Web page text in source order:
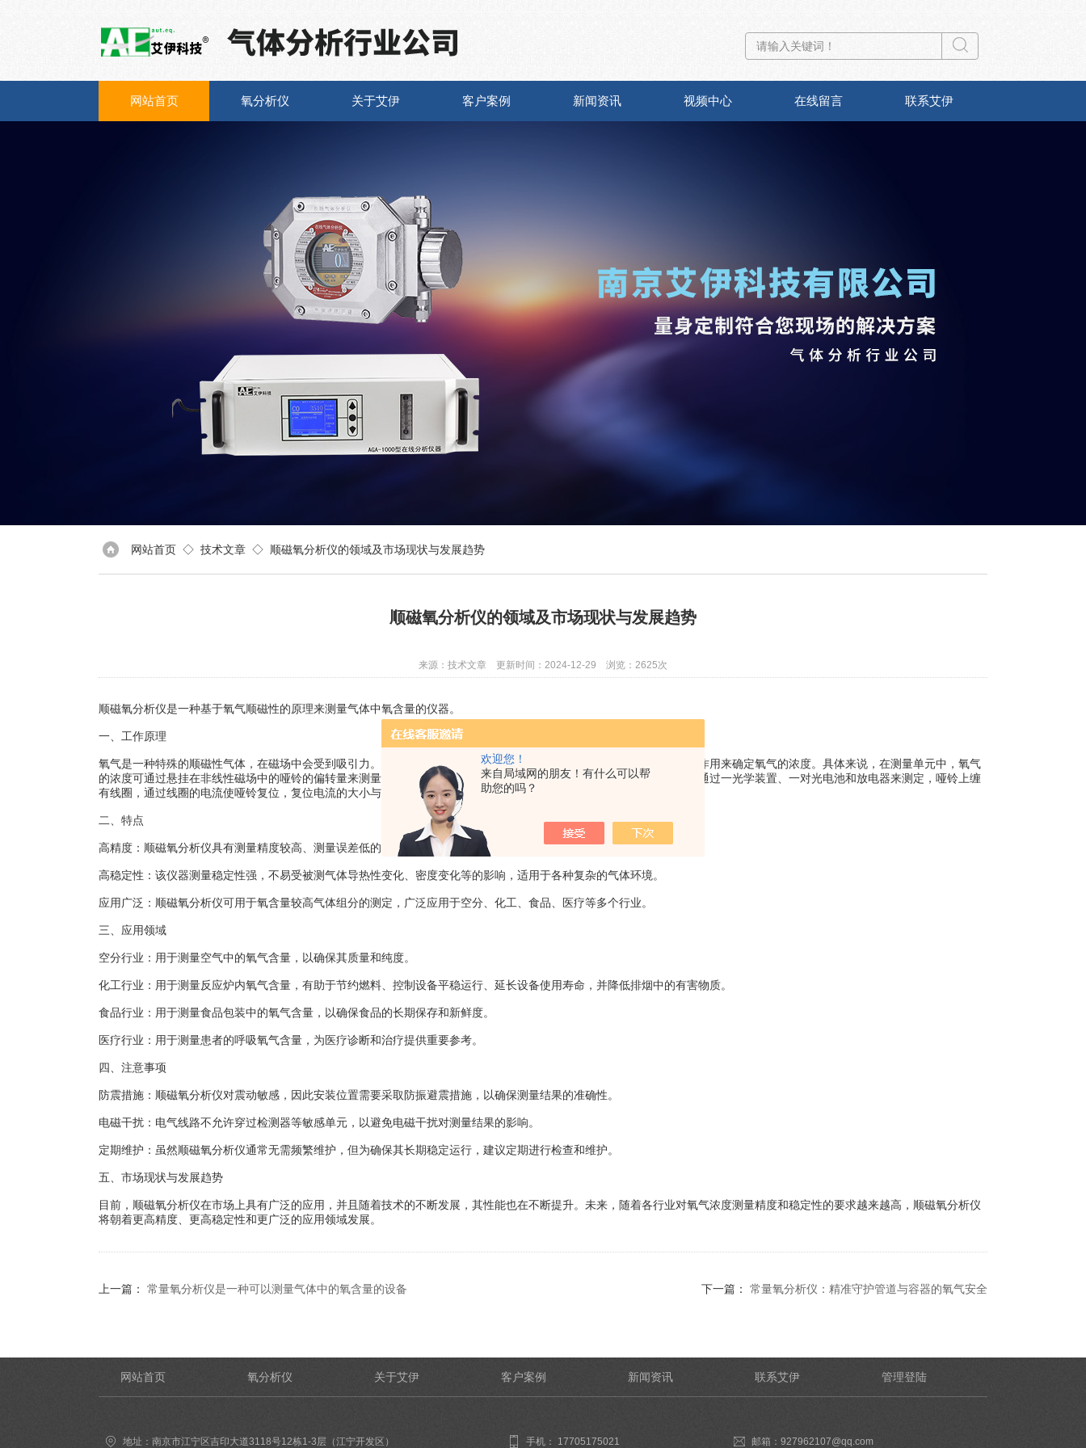
欢迎您！
来自局域网的朋友！有什么可以帮
助您的吗？
网站首页 氧分析仪 关于艾伊 客户案例 新闻资讯 视频中心 在线留言 联系艾伊
网站首页 ◇ 技术文章 ◇ 顺磁氧分析仪的领域及市场现状与发展趋势
顺磁氧分析仪的领域及市场现状与发展趋势
来源：技术文章 更新时间：2024-12-29 浏览：2625次
顺磁氧分析仪是一种基于氧气顺磁性的原理来测量气体中氧含量的仪器。
一、工作原理
氧气是一种特殊的顺磁性气体，在磁场中会受到吸引力。顺磁氧分析仪利用这一特性，通过测量气体在磁场中受到的磁化作用来确定氧气的浓度。具体来说，在测量单元中，氧气
的浓度可通过悬挂在非线性磁场中的哑铃的偏转量来测量，氧气的浓度越大，哑铃偏转静止位置越大。哑铃的偏转位置可通过一光学装置、一对光电池和放电器来测定，哑铃上缠
有线圈，通过线圈的电流使哑铃复位，复位电流的大小与氧气的浓度成正比。
二、特点
高精度：顺磁氧分析仪具有测量精度较高、测量误差低的特点，能够提供准确的氧气浓度数据。
高稳定性：该仪器测量稳定性强，不易受被测气体导热性变化、密度变化等的影响，适用于各种复杂的气体环境。
应用广泛：顺磁氧分析仪可用于氧含量较高气体组分的测定，广泛应用于空分、化工、食品、医疗等多个行业。
三、应用领域
空分行业：用于测量空气中的氧气含量，以确保其质量和纯度。
化工行业：用于测量反应炉内氧气含量，有助于节约燃料、控制设备平稳运行、延长设备使用寿命，并降低排烟中的有害物质。
食品行业：用于测量食品包装中的氧气含量，以确保食品的长期保存和新鲜度。
医疗行业：用于测量患者的呼吸氧气含量，为医疗诊断和治疗提供重要参考。
四、注意事项
防震措施：顺磁氧分析仪对震动敏感，因此安装位置需要采取防振避震措施，以确保测量结果的准确性。
电磁干扰：电气线路不允许穿过检测器等敏感单元，以避免电磁干扰对测量结果的影响。
定期维护：虽然顺磁氧分析仪通常无需频繁维护，但为确保其长期稳定运行，建议定期进行检查和维护。
五、市场现状与发展趋势
目前，顺磁氧分析仪在市场上具有广泛的应用，并且随着技术的不断发展，其性能也在不断提升。未来，随着各行业对氧气浓度测量精度和稳定性的要求越来越高，顺磁氧分析仪
将朝着更高精度、更高稳定性和更广泛的应用领域发展。
上一篇： 常量氧分析仪是一种可以测量气体中的氧含量的设备 下一篇： 常量氧分析仪：精准守护管道与容器的氧气安全
网站首页 氧分析仪 关于艾伊 客户案例 新闻资讯 联系艾伊 管理登陆
地址：南京市江宁区吉印大道3118号12栋1-3层（江宁开发区） 手机： 17705175021 邮箱：927962107@qq.com